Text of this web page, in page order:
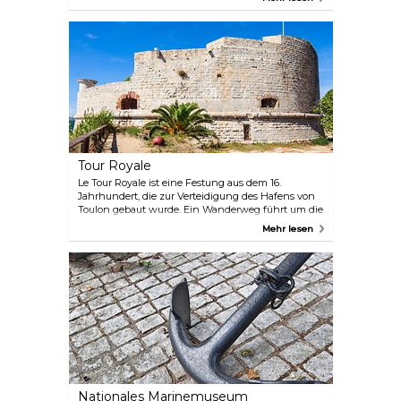
architektonischen Flickenteppich, aber gerade das
macht sie so interessant. Wenn Sie das Gebäude
betreten, werden Sie feststellen, dass sich hier
Jahrhunderte der Geschichte an einem Ort
überlagern.
Tour Royale
Le Tour Royale ist eine Festung aus dem 16.
Jahrhundert, die zur Verteidigung des Hafens von
Toulon gebaut wurde. Ein Wanderweg führt um die
Festung herum, so dass Sie sich die Geschichte
ansehen und gleichzeitig den Blick auf den Hafen
und den nahe gelegenen Strand genießen
können.
Mehr lesen
Nationales Marinemuseum